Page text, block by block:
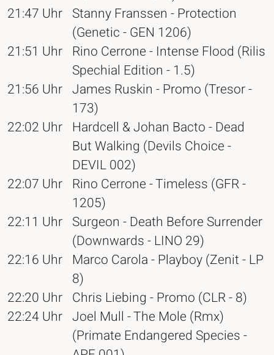
21:47 Uhr Stanny Franssen - Protection
(Genetic - GEN 1206)
21:51 Uhr Rino Cerrone - Intense Flood (Rilis
Spechial Edition - 1.5)
21:56 Uhr James Ruskin - Promo (Tresor -
173)
22:02 Uhr Hardcell & Johan Bacto - Dead
But Walking (Devils Choice -
DEVIL 002)
22:07 Uhr Rino Cerrone - Timeless (GFR -
1205)
22:11 Uhr Surgeon - Death Before Surrender
(Downwards - LINO 29)
22:16 Uhr Marco Carola - Playboy (Zenit - LP
8)
22:20 Uhr Chris Liebing - Promo (CLR - 8)
22:24 Uhr Joel Mull - The Mole (Rmx)
(Primate Endangered Species -